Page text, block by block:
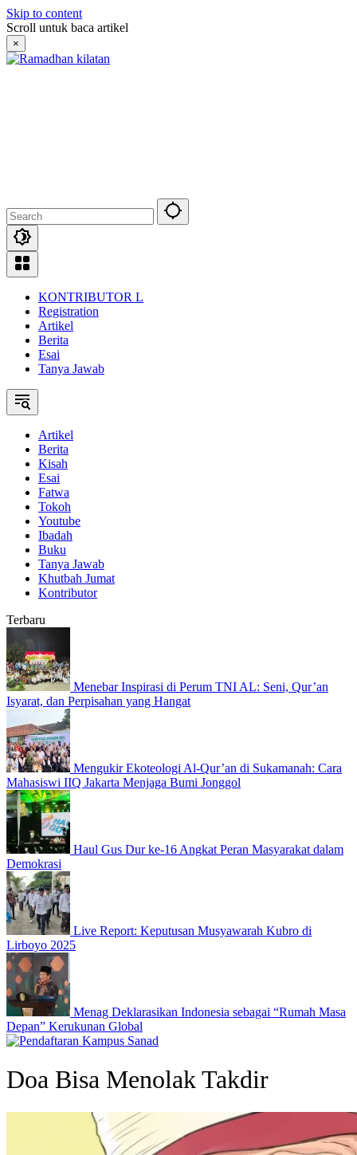
Skip to content
Scroll untuk baca artikel
×
KONTRIBUTOR L
Registration
Artikel
Berita
Esai
Tanya Jawab
Artikel
Berita
Kisah
Esai
Fatwa
Tokoh
Youtube
Ibadah
Buku
Tanya Jawab
Khutbah Jumat
Kontributor
Terbaru
Menebar Inspirasi di Perum TNI AL: Seni, Qur’an
Isyarat, dan Perpisahan yang Hangat
Mengukir Ekoteologi Al-Qur’an di Sukamanah: Cara
Mahasiswi IIQ Jakarta Menjaga Bumi Jonggol
Haul Gus Dur ke-16 Angkat Peran Masyarakat dalam
Demokrasi
Live Report: Keputusan Musyawarah Kubro di
Lirboyo 2025
Menag Deklarasikan Indonesia sebagai “Rumah Masa
Depan” Kerukunan Global
Doa Bisa Menolak Takdir